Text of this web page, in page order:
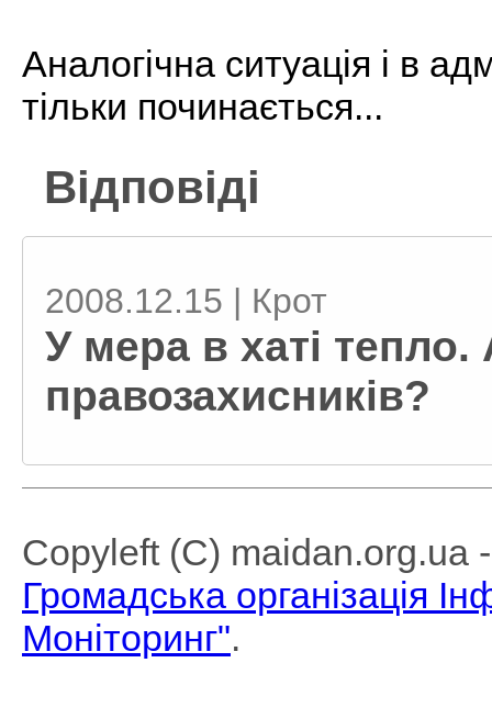
Аналогічна ситуація і в
тільки починається...
Відповіді
2008.12.15 | Крот
У мера в хаті
правозахисників?
Copyleft (C) maidan.org.ua
Громадська організація
Моніторинг".